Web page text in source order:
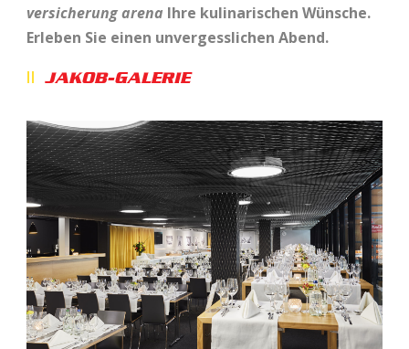
versicherung arena Ihre kulinarischen Wünsche.
Erleben Sie einen unvergesslichen Abend.
JAKOB-GALERIE